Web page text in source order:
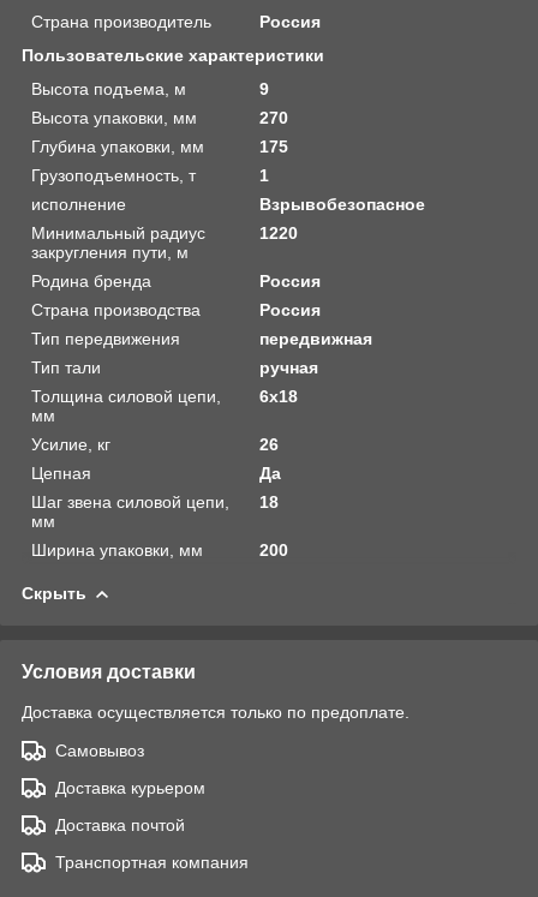
Страна производитель
Россия
Пользовательские характеристики
Высота подъема, м
9
Высота упаковки, мм
270
Глубина упаковки, мм
175
Грузоподъемность, т
1
исполнение
Взрывобезопасное
Минимальный радиус
закругления пути, м
1220
Родина бренда
Россия
Страна производства
Россия
Тип передвижения
передвижная
Тип тали
ручная
Толщина силовой цепи,
мм
6х18
Усилие, кг
26
Цепная
Да
Шаг звена силовой цепи,
мм
18
Ширина упаковки, мм 200
Скрыть
Условия доставки
Доставка осуществляется только по предоплате.
Самовывоз
Доставка курьером
Доставка почтой
Транспортная компания